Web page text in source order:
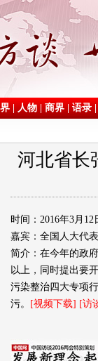
|人物|商界|语录
河北省长
时间：2016年3月12
嘉宾：全国人大代
简介：在今年的政
以上，同时提出要
污染整治四大专项
污。
[视频下载] [访